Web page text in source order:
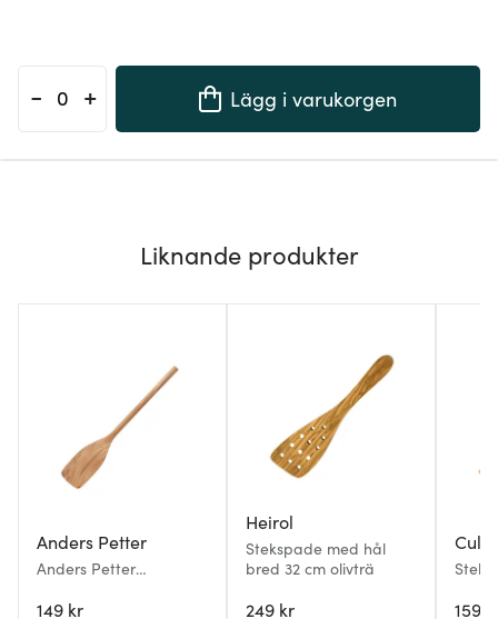
- + Lägg i varukorgen
Liknande produkter
Anders Petter
Anders Petter
149 kr
Heirol
Stekspade med hål
bred 32 cm olivträ
249 kr 159